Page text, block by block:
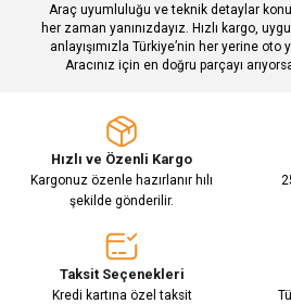
Gönder
Araç uyumluluğu ve teknik detaylar
her zaman yanınızdayız. Hızlı kargo,
anlayışımızla Türkiye’nin her yerine oto
Aracınız için en doğru parçayı
Hızlı ve Özenli Kargo
Kargonuz özenle hazırlanır hılı
şekilde gönderilir.
Taksit Seçenekleri
Kredi kartına özel taksit